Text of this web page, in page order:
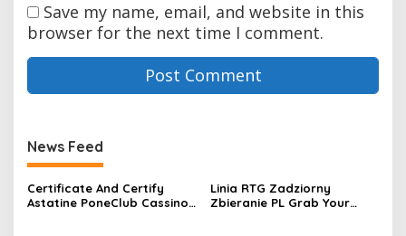
Save my name, email, and website in this
browser for the next time I comment.
News Feed
Certificate And Certify
Astatine PoneClub Cassino
Linia RTG Zadziorny
Zbieranie PL Grab Your